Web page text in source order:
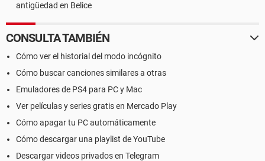
antigüedad en Belice
CONSULTA TAMBIÉN
Cómo ver el historial del modo incógnito
Cómo buscar canciones similares a otras
Emuladores de PS4 para PC y Mac
Ver películas y series gratis en Mercado Play
Cómo apagar tu PC automáticamente
Cómo descargar una playlist de YouTube
Descargar videos privados en Telegram